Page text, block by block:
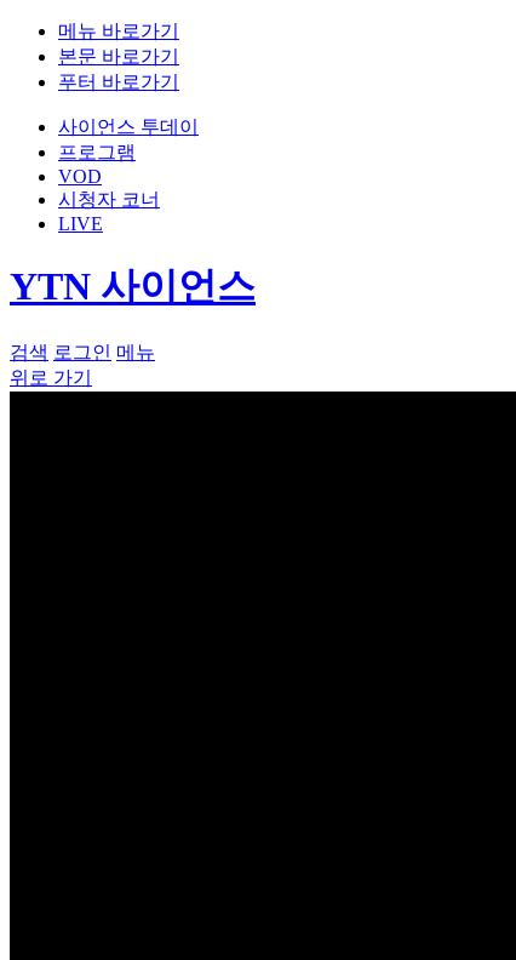
메뉴 바로가기
본문 바로가기
푸터 바로가기
사이언스 투데이
프로그램
VOD
시청자 코너
LIVE
YTN 사이언스
검색 로그인 메뉴
위로 가기